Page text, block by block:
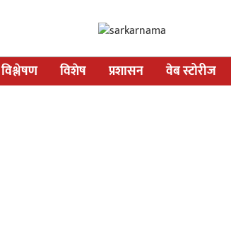
विश्लेषण विशेष प्रशासन वेब स्टोरीज